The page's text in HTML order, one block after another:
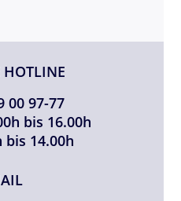
HOTLINE
00 97-77
bis 16.00h
bis 14.00h